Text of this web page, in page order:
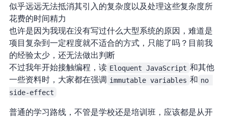
似乎远远无法抵消其引入的复杂度以及处理这些复杂度所
花费的时间精力
也许是因为我现在没有写过什么大型系统的原因，难道是
项目复杂到一定程度就不适合 functional 的方式，只能 OOP 了吗？目前我
的经验太少，还无法做出判断
不过我 2023 年开始接触编程，读 Eloquent JavaScript 和其他
一些资料时，大家都在强调 immutable variables 和 no
side-effect
普通的学习路线，不管是学校还是培训班，应该都是从 OOP 开